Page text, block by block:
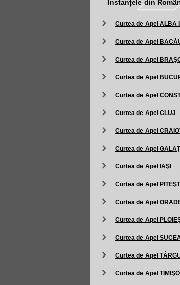
Instanțele din
Curtea de Apel ALBA
Curtea de Apel
Curtea de Apel
Curtea de Apel
Curtea de Apel
Curtea de Apel CLUJ
Curtea de Apel
Curtea de Apel
Curtea de Apel IAŞI
Curtea de Apel
Curtea de Apel
Curtea de Apel
Curtea de Apel
Curtea de Apel
Curtea de Apel